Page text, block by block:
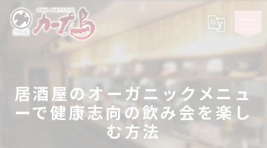
居酒屋のオーガニックメニュ
ーで健康志向の飲み会を楽し
む方法